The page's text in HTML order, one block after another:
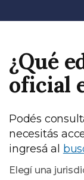
¿Qué
oficial
Podés
necesitás
ingresá al
Elegí una